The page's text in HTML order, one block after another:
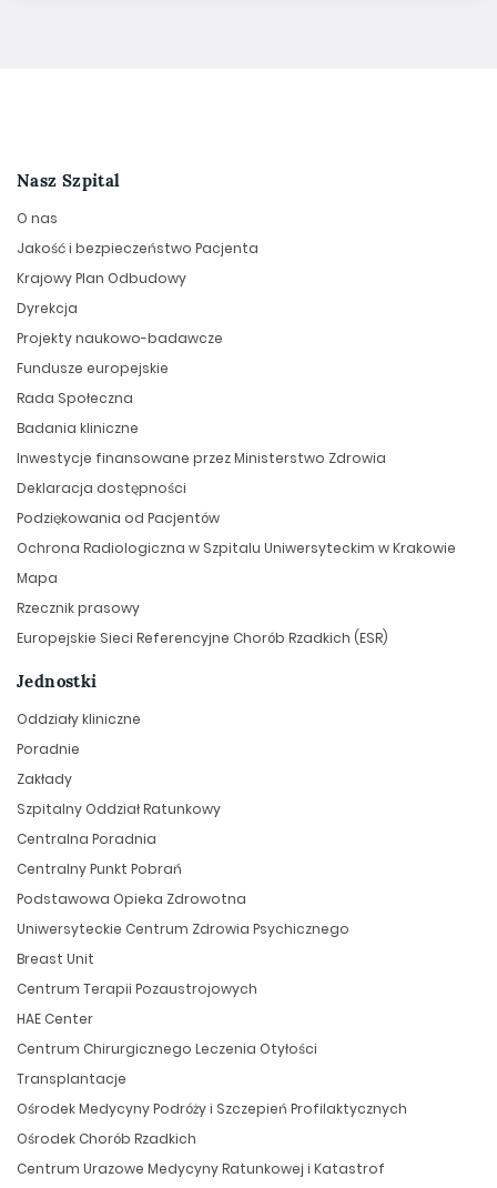
Nasz Szpital
O nas
Jakość i bezpieczeństwo Pacjenta
Krajowy Plan Odbudowy
Dyrekcja
Projekty naukowo-badawcze
Fundusze europejskie
Rada Społeczna
Badania kliniczne
Inwestycje finansowane przez Ministerstwo Zdrowia
Deklaracja dostępności
Podziękowania od Pacjentów
Ochrona Radiologiczna w Szpitalu Uniwersyteckim w Krakowie
Mapa
Rzecznik prasowy
Europejskie Sieci Referencyjne Chorób Rzadkich (ESR)
Jednostki
Oddziały kliniczne
Poradnie
Zakłady
Szpitalny Oddział Ratunkowy
Centralna Poradnia
Centralny Punkt Pobrań
Podstawowa Opieka Zdrowotna
Uniwersyteckie Centrum Zdrowia Psychicznego
Breast Unit
Centrum Terapii Pozaustrojowych
HAE Center
Centrum Chirurgicznego Leczenia Otyłości
Transplantacje
Ośrodek Medycyny Podróży i Szczepień Profilaktycznych
Ośrodek Chorób Rzadkich
Centrum Urazowe Medycyny Ratunkowej i Katastrof